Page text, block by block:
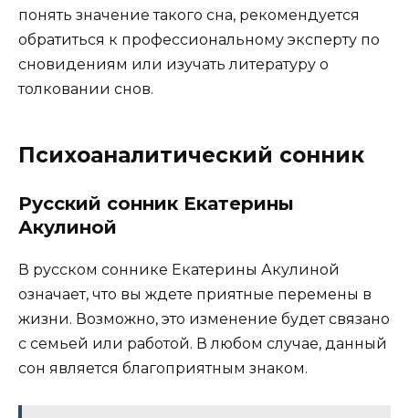
понять значение такого сна, рекомендуется
обратиться к профессиональному эксперту по
сновидениям или изучать литературу о
толковании снов.
Психоаналитический сонник
Русский сонник Екатерины
Акулиной
В русском соннике Екатерины Акулиной
означает, что вы ждете приятные перемены в
жизни. Возможно, это изменение будет связано
с семьей или работой. В любом случае, данный
сон является благоприятным знаком.